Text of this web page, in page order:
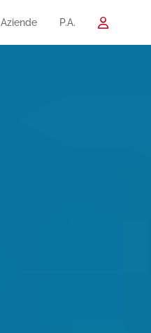
Aziende P.A.